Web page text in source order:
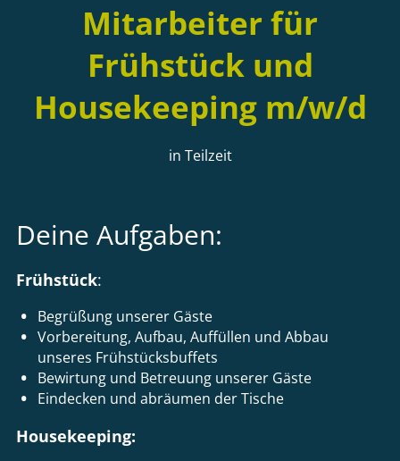
Mitarbeiter für
Frühstück und
Housekeeping m/w/d
in Teilzeit
Deine Aufgaben:
Frühstück:
Begrüßung unserer Gäste
Vorbereitung, Aufbau, Auffüllen und Abbau
unseres Frühstücksbuffets
Bewirtung und Betreuung unserer Gäste
Eindecken und abräumen der Tische
Housekeeping: